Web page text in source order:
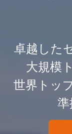
卓越した
大規模
世界トッ
準